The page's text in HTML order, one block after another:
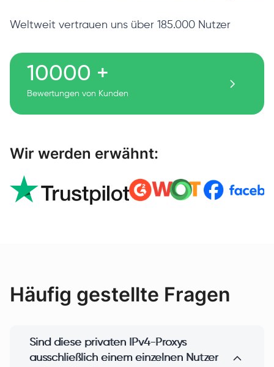
Weltweit vertrauen uns über 185.000 Nutzer
10000 +
Bewertungen von Kunden
Wir werden erwähnt:
Häufig gestellte Fragen
Sind diese privaten IPv4-Proxys
ausschließlich einem einzelnen Nutzer